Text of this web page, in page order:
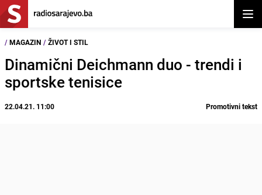
/ MAGAZIN / ŽIVOT I STIL
Dinamični Deichmann duo - trendi i
sportske tenisice
22.04.21. 11:00 Promotivni tekst